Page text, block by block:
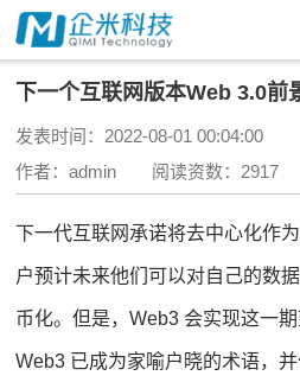
下一个互联网版本Web 3.0前
发表时间：2022-08-01 00:04:00
作者：admin 阅读资数：2917
下一代互联网承诺将去中心化作
户预计未来他们可以对自己的数
币化。但是，Web3 会实现这一期
Web3 已成为家喻户晓的术语，